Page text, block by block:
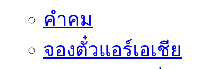
คำคม
จองตั๋วแอร์เอเชีย